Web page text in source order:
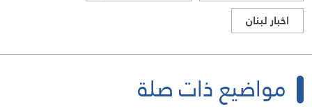
اخبار لبنان
مواضيع ذات صلة